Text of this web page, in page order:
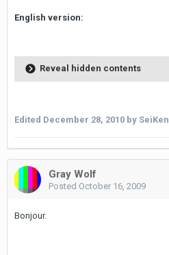
English version:
Reveal hidden contents
Edited December 28, 2010 by SeiKen
Gray Wolf
Posted October 16, 2009
Bonjour.